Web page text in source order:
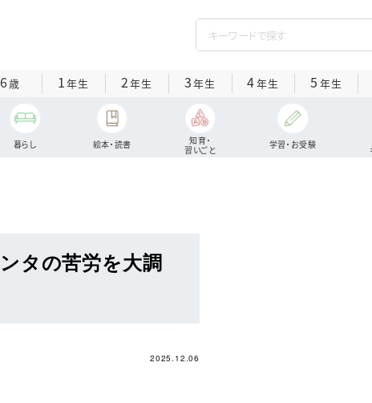
6歳 1年生 2年生 3年生 4年生 5 年生
暮らし 絵本・読書
知育・
習いごと
学習・お受験
タの苦労を大調
2025.12.06